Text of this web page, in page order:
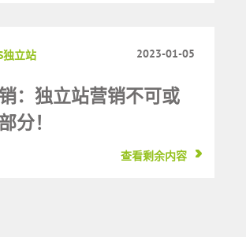
独立站 2023-01-05
：独立站营销不可或
分！
查看剩余内容